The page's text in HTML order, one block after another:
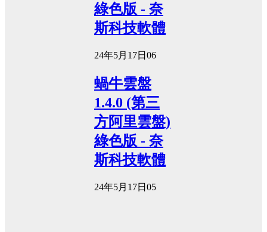
綠色版 - 奈
斯科技軟體
24年5月17日 06
蝸牛雲盤
1.4.0 (第三
方阿里雲盤)
綠色版 - 奈
斯科技軟體
24年5月17日 05